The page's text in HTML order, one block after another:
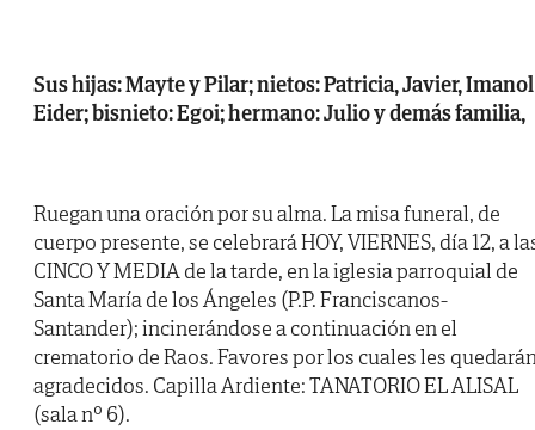
Sus hijas: Mayte y Pilar; nietos: Patricia, Javier,
Eider; bisnieto: Egoi; hermano: Julio y demás familia,
Ruegan una oración por su alma. La misa funeral, de
cuerpo presente, se celebrará HOY, VIERNES, día 12, a
CINCO Y MEDIA de la tarde, en la iglesia parroquial de
Santa María de los Ángeles (P.P. Franciscanos-
Santander); incinerándose a continuación en el
crematorio de Raos. Favores por los cuales les
agradecidos. Capilla Ardiente: TANATORIO EL ALISAL
(sala nº 6).